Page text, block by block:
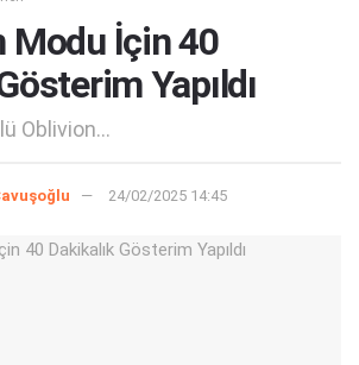
Modu İçin 40
Yapıldı
Oblivion...
24/02/2025 14:45